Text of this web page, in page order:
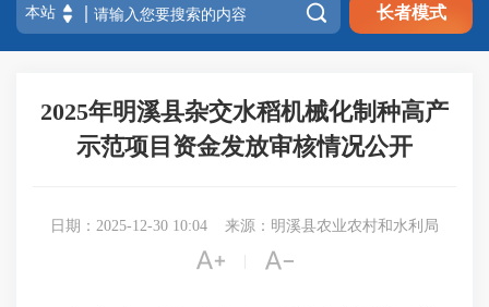
 长者模式
2025年明溪县杂交水稻机械化制种高产
示范项目资金发放审核情况公开
日期：2025-12-30 10:04 来源：明溪县农业农村和水利局
 